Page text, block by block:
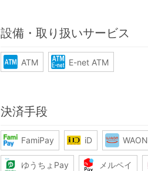
設備・取り扱いサービス
ATM E-net ATM
決済手段
FamiPay iD WAON
ゆうちょPay メルペイ